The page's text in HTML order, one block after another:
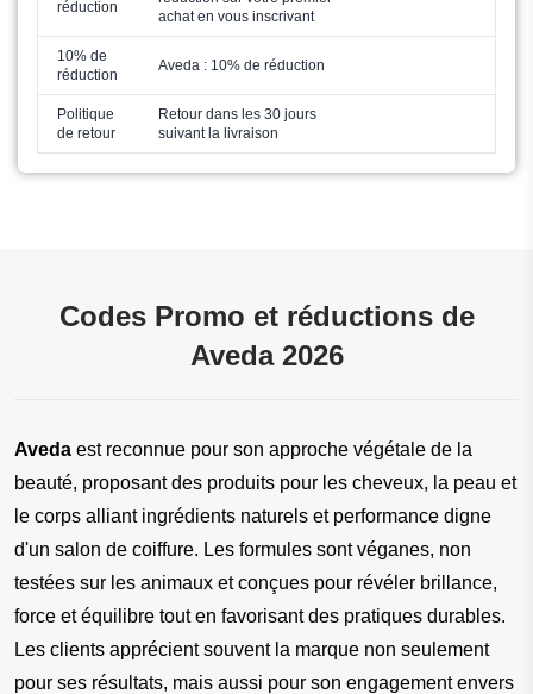
réduction
achat en vous inscrivant
10% de
réduction
Aveda : 10% de réduction
Politique
de retour
Retour dans les 30 jours
suivant la livraison
Codes Promo et réductions de
Aveda 2026
Aveda est reconnue pour son approche végétale de la
beauté, proposant des produits pour les cheveux, la peau et
le corps alliant ingrédients naturels et performance digne
d'un salon de coiffure. Les formules sont véganes, non
testées sur les animaux et conçues pour révéler brillance,
force et équilibre tout en favorisant des pratiques durables.
Les clients apprécient souvent la marque non seulement
pour ses résultats, mais aussi pour son engagement envers